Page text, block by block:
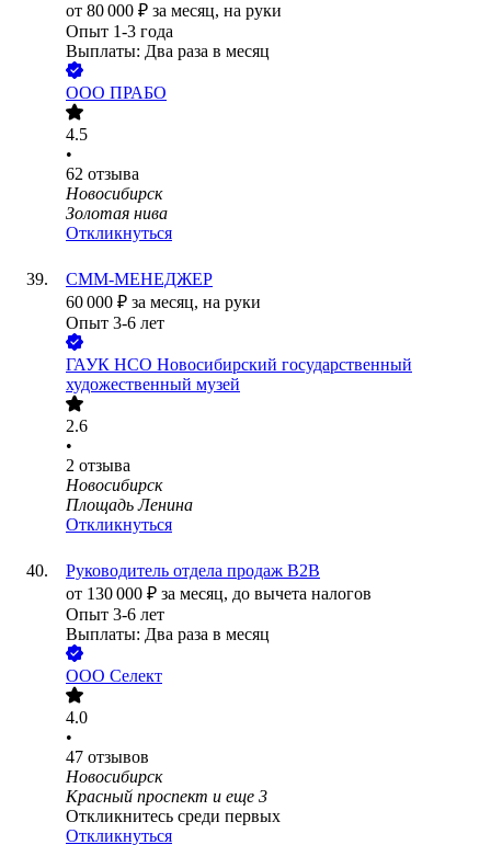
от 80 000 ₽ за месяц, на руки
Опыт 1-3 года
Выплаты: Два раза в месяц
ООО ПРАБО
4.5
•
62 отзыва
Новосибирск
Золотая нива
Откликнуться
СММ-МЕНЕДЖЕР
60 000 ₽ за месяц, на руки
Опыт 3-6 лет
ГАУК НСО Новосибирский государственный
художественный музей
2.6
•
2 отзыва
Новосибирск
Площадь Ленина
Откликнуться
Руководитель отдела продаж B2B
от 130 000 ₽ за месяц, до вычета налогов
Опыт 3-6 лет
Выплаты: Два раза в месяц
ООО Селект
4.0
•
47 отзывов
Новосибирск
Красный проспект и еще 3
Откликнитесь среди первых
Откликнуться